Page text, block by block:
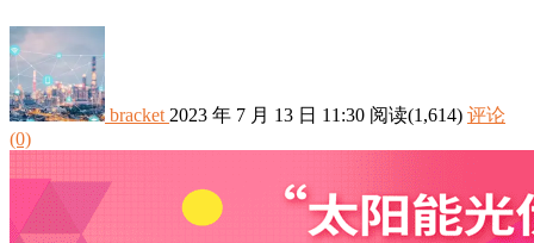
bracket 2023 年 7 月 13 日 11:30 阅读(1,614) 评论
(0)